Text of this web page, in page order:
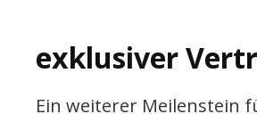
exklusiver
Ein weiterer Meilenstein